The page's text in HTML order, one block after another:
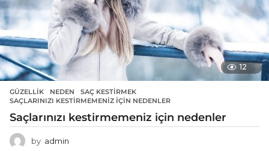
12
GÜZELLIK NEDEN ,SAÇ KESTIRMEK
SAÇLARINIZI KESTIRMEMENIZ IÇIN NEDENLER
Saçlarınızı kestirmemeniz için nedenler
by admin